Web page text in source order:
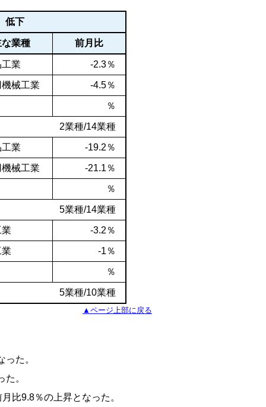
低下
業種 前月比
業 -2.3％
械工業 -4.5％
％
2業種/14業種
業 -19.2％
械工業 -21.1％
％
5業種/14業種
-3.2％
-1％
％
5業種/10業種
▲ページ上部に戻る
た。
。
比9.8％の上昇となった。